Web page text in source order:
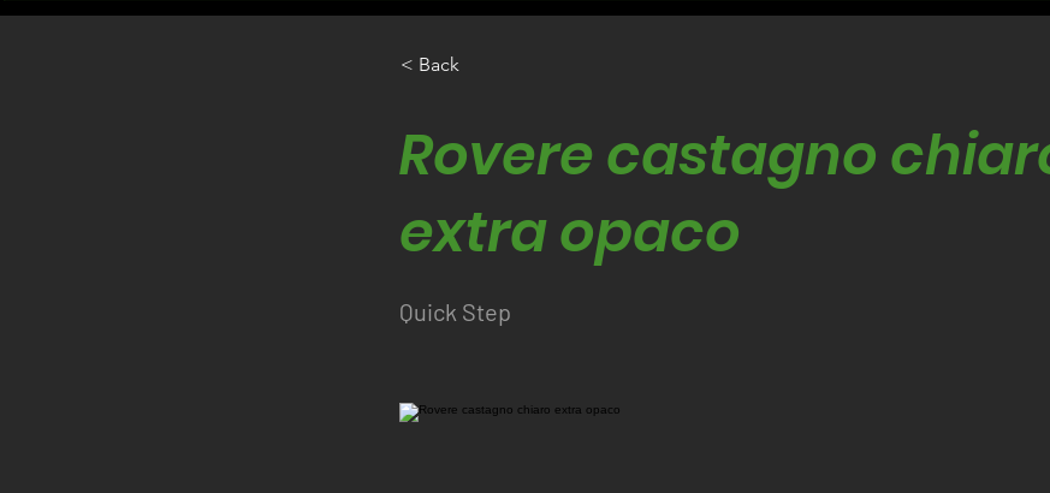
< Back
Rovere castagno
extra opaco
Quick Step